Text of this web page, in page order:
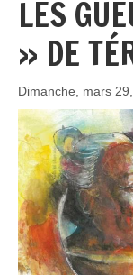
LES
» DE
Dimanche, mars